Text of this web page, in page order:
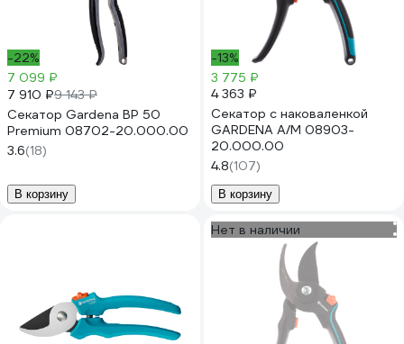
-22%
7 099 ₽
7 910 ₽9 143 ₽
Секатор Gardena BP 50
Premium 08702-20.000.00
3.6(18)
В корзину
-13%
3 775 ₽
4 363 ₽
Секатор c наковаленкой
GARDENA A/M 08903-
20.000.00
4.8(107)
В корзину
Нет в наличии